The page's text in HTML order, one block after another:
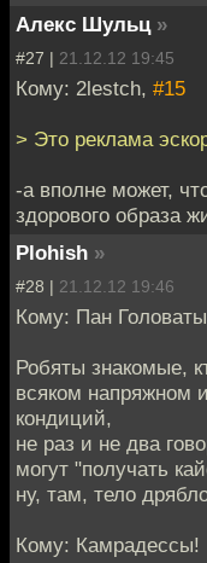
Алекс Шульц »
#27 | 21.12.12 19:45
Кому: 2lestch, #15
> Это реклама
-а вполне может,
здорового образа
Plohish »
#28 | 21.12.12 19:46
Кому: Пан
Робяты знакомые,
всяком напряжном
кондиций,
не раз и не два
могут "получать
ну, там, тело
Кому: Камрадессы!